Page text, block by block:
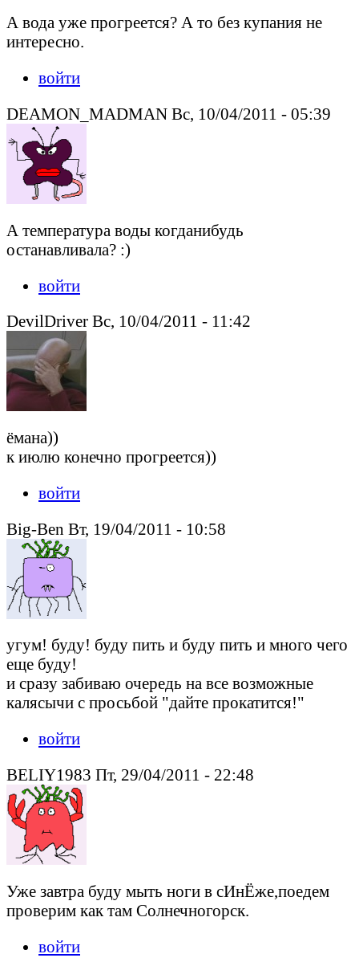
А вода уже прогреется? А то без купания не
интересно.
войти
DEAMON_MADMAN Вс, 10/04/2011 - 05:39
А температура воды когданибудь
останавливала? :)
войти
DevilDriver Вс, 10/04/2011 - 11:42
ёмана))
к июлю конечно прогреется))
войти
Big-Ben Вт, 19/04/2011 - 10:58
угум! буду! буду пить и буду пить и много чего
еще буду!
и сразу забиваю очередь на все возможные
калясычи с просьбой "дайте прокатится!"
войти
BELIY1983 Пт, 29/04/2011 - 22:48
Уже завтра буду мыть ноги в сИнЁже,поедем
проверим как там Солнечногорск.
войти